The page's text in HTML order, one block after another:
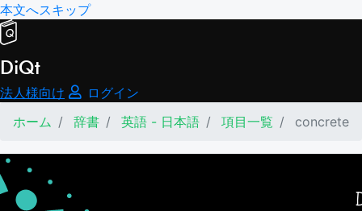
本文へスキップ
DiQt
法人様向け
ログイン
ホーム
辞書 英語 - 日本語 項目一覧 concrete